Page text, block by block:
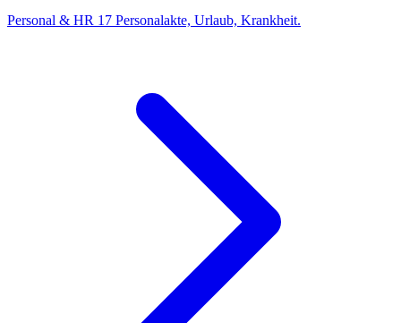
Personal & HR 17 Personalakte, Urlaub, Krankheit.